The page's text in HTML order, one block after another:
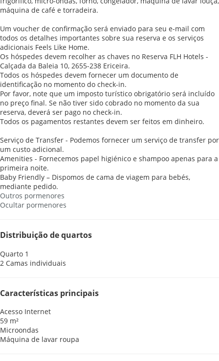
máquina de café e torradeira.
Um voucher de confirmação será enviado para seu e-mail com
todos os detalhes importantes sobre sua reserva e os serviços
adicionais Feels Like Home.
Os hóspedes devem recolher as chaves no Reserva FLH Hotels -
Calçada da Baleia 10, 2655-238 Ericeira.
Todos os hóspedes devem fornecer um documento de
identificação no momento do check-in.
Por favor, note que um imposto turístico obrigatório será incluído
no preço final. Se não tiver sido cobrado no momento da sua
reserva, deverá ser pago no check-in.
Todos os pagamentos restantes devem ser feitos em dinheiro.
Serviço de Transfer - Podemos fornecer um serviço de transfer por
um custo adicional.
Amenities - Fornecemos papel higiénico e shampoo apenas para a
primeira noite.
Baby Friendly – Dispomos de cama de viagem para bebés,
mediante pedido.
Outros pormenores
Ocultar pormenores
Distribuição de quartos
Quarto 1
2 Camas individuais
Características principais
Acesso Internet
59 m²
Microondas
Máquina de lavar roupa